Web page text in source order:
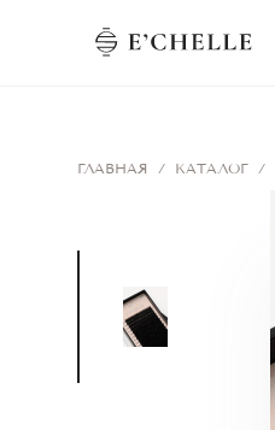
ГЛАВНАЯ / КАТАЛОГ /